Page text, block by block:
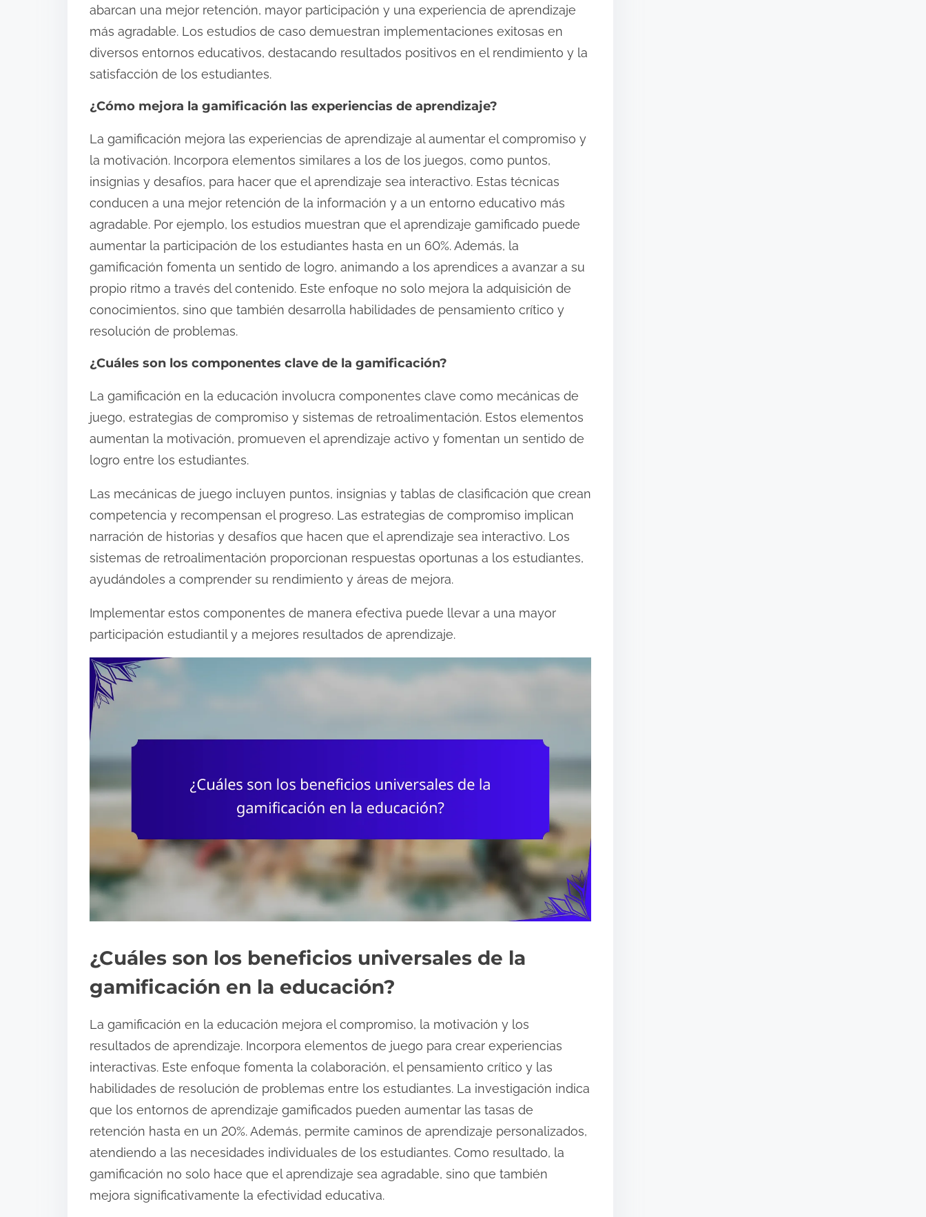
abarcan una mejor retención, mayor participación y una experiencia de aprendizaje
más agradable. Los estudios de caso demuestran implementaciones exitosas en
diversos entornos educativos, destacando resultados positivos en el rendimiento y la
satisfacción de los estudiantes.
¿Cómo mejora la gamificación las experiencias de aprendizaje?
La gamificación mejora las experiencias de aprendizaje al aumentar el compromiso y
la motivación. Incorpora elementos similares a los de los juegos, como puntos,
insignias y desafíos, para hacer que el aprendizaje sea interactivo. Estas técnicas
conducen a una mejor retención de la información y a un entorno educativo más
agradable. Por ejemplo, los estudios muestran que el aprendizaje gamificado puede
aumentar la participación de los estudiantes hasta en un 60%. Además, la
gamificación fomenta un sentido de logro, animando a los aprendices a avanzar a su
propio ritmo a través del contenido. Este enfoque no solo mejora la adquisición de
conocimientos, sino que también desarrolla habilidades de pensamiento crítico y
resolución de problemas.
¿Cuáles son los componentes clave de la gamificación?
La gamificación en la educación involucra componentes clave como mecánicas de
juego, estrategias de compromiso y sistemas de retroalimentación. Estos elementos
aumentan la motivación, promueven el aprendizaje activo y fomentan un sentido de
logro entre los estudiantes.
Las mecánicas de juego incluyen puntos, insignias y tablas de clasificación que crean
competencia y recompensan el progreso. Las estrategias de compromiso implican
narración de historias y desafíos que hacen que el aprendizaje sea interactivo. Los
sistemas de retroalimentación proporcionan respuestas oportunas a los estudiantes,
ayudándoles a comprender su rendimiento y áreas de mejora.
Implementar estos componentes de manera efectiva puede llevar a una mayor
participación estudiantil y a mejores resultados de aprendizaje.
¿Cuáles son los beneficios universales de la
gamificación en la educación?
La gamificación en la educación mejora el compromiso, la motivación y los
resultados de aprendizaje. Incorpora elementos de juego para crear experiencias
interactivas. Este enfoque fomenta la colaboración, el pensamiento crítico y las
habilidades de resolución de problemas entre los estudiantes. La investigación indica
que los entornos de aprendizaje gamificados pueden aumentar las tasas de
retención hasta en un 20%. Además, permite caminos de aprendizaje personalizados,
atendiendo a las necesidades individuales de los estudiantes. Como resultado, la
gamificación no solo hace que el aprendizaje sea agradable, sino que también
mejora significativamente la efectividad educativa.